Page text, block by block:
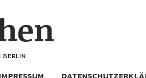
BERLIN